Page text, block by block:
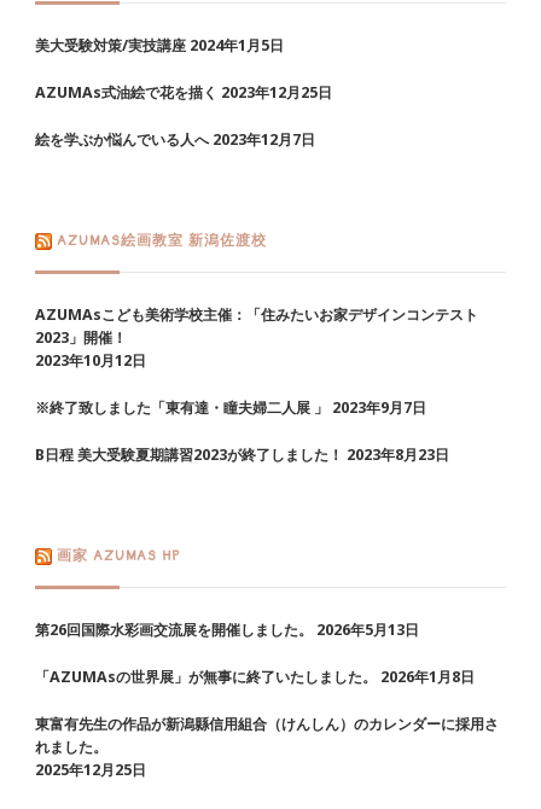
美大受験対策/実技講座 2024年1月5日
AZUMAs式油絵で花を描く 2023年12月25日
絵を学ぶか悩んでいる人へ 2023年12月7日
AZUMAS絵画教室 新潟佐渡校
AZUMAsこども美術学校主催：「住みたいお家デザインコンテスト
2023」開催！
2023年10月12日
※終了致しました「東有達・瞳夫婦二人展 」 2023年9月7日
B日程 美大受験夏期講習2023が終了しました！ 2023年8月23日
画家 AZUMAS HP
第26回国際水彩画交流展を開催しました。 2026年5月13日
「AZUMAsの世界展」が無事に終了いたしました。 2026年1月8日
東富有先生の作品が新潟縣信用組合（けんしん）のカレンダーに採用さ
れました。
2025年12月25日